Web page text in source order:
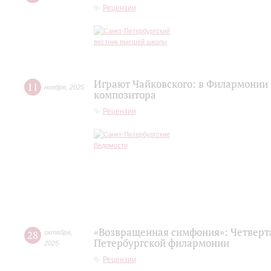
Рецензии
11 ноября 2025
Играют Чайковского: в
композитора
Рецензии
28 октября
2025
«Возвращенная симфония»:
Петербургской филармонии
Рецензии